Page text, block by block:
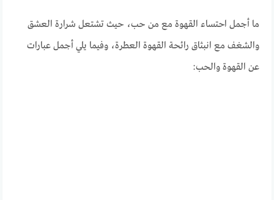
ما أجمل احتساء القهوة مع من حب، حيث تشتعل شرارة العشق
والشغف مع انبثاق رائحة القهوة العطرة، وفيما يلي أجمل عبارات
عن القهوة والحب: